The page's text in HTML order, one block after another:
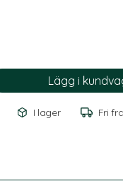
I lager Fri